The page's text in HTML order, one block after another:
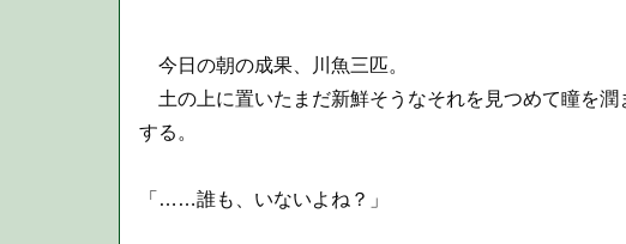
今日の朝の成果、川魚三匹。
土の上に置いたまだ新鮮そうなそれを見つめて瞳を
する。
「……誰も、いないよね？」